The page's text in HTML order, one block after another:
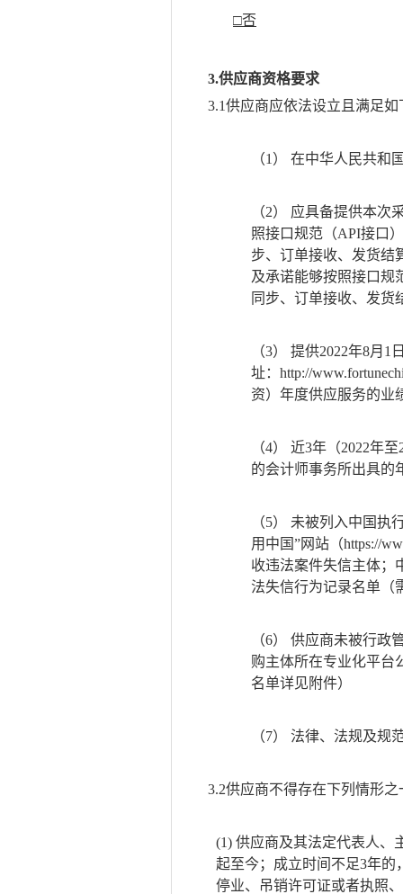
□否
3.供应商资格要求
3.1供应商应依法设立且满足如
（1） 在中华人民共和
（2） 应具备提供本次
照接口规范（API接口
步、订单接收、发货结
及承诺能够按照接口规
同步、订单接收、发货
（3） 提供2022年8月1
址：http://
资）年度供应服务的业
（4） 近3年（2022年
的会计师事务所出具的
（5） 未被列入中国执
用中国”网站（https://
收违法案件失信主体；
法失信行为记录名单（
（6） 供应商未被行政
购主体所在专业化平台
名单详见附件）
（7） 法律、法规及规
3.2供应商不得存在下列情形之
(1) 供应商及其法定代表人、
起至今；成立时间不足3年
停业、吊销许可证或者执照